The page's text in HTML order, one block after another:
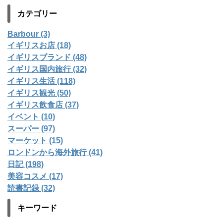
カテゴリー
Barbour (3)
イギリスお店 (18)
イギリスブランド (48)
イギリス国内旅行 (32)
イギリス生活 (118)
イギリス観光 (50)
イギリス飲食店 (37)
イベント (10)
スーパー (97)
マーケット (15)
ロンドンから海外旅行 (41)
日記 (198)
美容コスメ (17)
読書記録 (32)
キーワード